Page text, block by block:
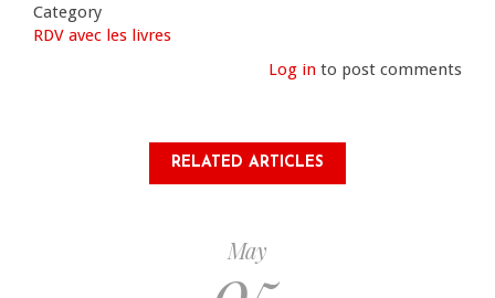
Category
RDV avec les livres
Log in to post comments
RELATED ARTICLES
May